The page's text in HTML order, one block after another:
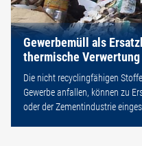
Gewerbemüll als
thermische Verwertung
Die nicht recyclingfähigen
Gewerbe anfallen, können zu
oder der Zementindustrie